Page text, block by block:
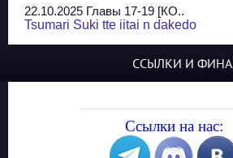
22.10.2025 Главы 17-19 [КО..
Tsumari Suki tte iitai n dakedo
Yozakura Shijuusou
08.08.2025 Глава 50
ССЫЛКИ И ФИНА
Ссылки на нас: